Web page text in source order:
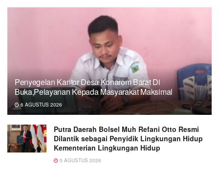
Penyegelan Kantor Desa Konarom Barat Di
Buka,Pelayanan Kepada Masyarakat Maksimal
6 AGUSTUS 2026
Putra Daerah Bolsel Muh Refani Otto Resmi
Dilantik sebagai Penyidik Lingkungan Hidup
Kementerian Lingkungan Hidup
5 AGUSTUS 2026